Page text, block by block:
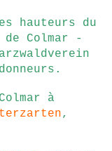
hauteurs du
Colmar -
à
,